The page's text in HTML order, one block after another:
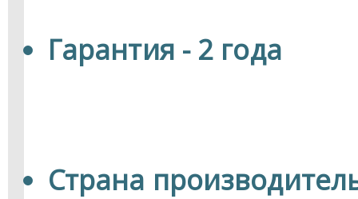
Гарантия - 2 года
Страна